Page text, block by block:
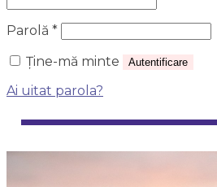
Parolă *Obligatoriu
Ține-mă minte Autentificare
Ai uitat parola?